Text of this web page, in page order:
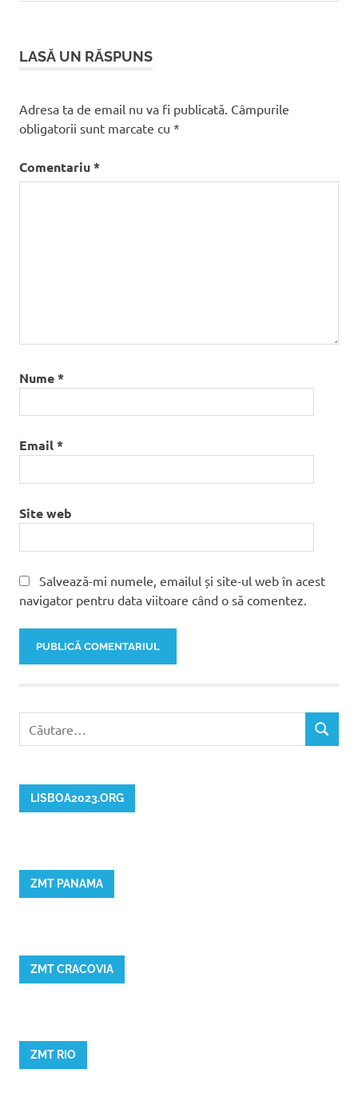
LASĂ UN RĂSPUNS
Adresa ta de email nu va fi publicată. Câmpurile
obligatorii sunt marcate cu *
Comentariu*
Nume*
Email*
Site web
Salvează-mi numele, emailul și site-ul web în acest
navigator pentru data viitoare când o să comentez.
după:
LISBOA2023.ORG
ZMT PANAMA
ZMT CRACOVIA
ZMT RIO